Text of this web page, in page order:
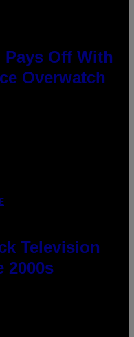
Off With
Overwatch
Television
2000s